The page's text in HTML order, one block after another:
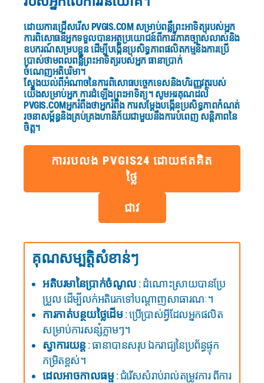
ដោយការជ្រើសរើសPVGIS.COMសម្រាប់ពន្លឺព្រះអាទិត្យរបស់អ្នក
ការពិសោធន៏អ្នកទទួលបានអត្ថប្រយោជន៍ពីការវិភាគច្បាស់លាស់និង
ឧបករណ៍សម្របខ្លួនដើម្បីបង្កើនប្រសិទ្ធភាពផលិតកម្មនិងការប្រើ
ប្រាស់ថាមពលពន្លឺព្រះអាទិត្យរបស់អ្នក ធានាប្រាក់
ចំណេញអតិបរិមា។
ស្វែងយល់ពីអំណាចនៃការពិសោធបច្ចេកទេសនិងហិរញ្ញវត្ថុរបស់
យើងសម្រាប់អ្នក ការដំឡើងព្រះអាទិត្យ។ សូមអរគុណដល់
PVGIS.COMអ្នករំពឹងថាអ្នករំពឹង ការសម្តែងបង្កើនប្រសិទ្ធភាពកំណត់
រចនាសម្ព័ន្ធនិងគ្រប់គ្រងហានិភ័យជាមួយនឹងការបំពេញ សន្តិភាពនៃ
ចិត្ត។
ការរបលង PVGIS24 ដោយឥតគិត
ថ្លៃ
ជាវ
គុណសម្បត្តិសំខាន់ៗ
អតិបរមានៃប្រាក់ចំណូល : ដំណោះស្រាយបានប្រែ
ប្រួល ដើម្បីលក់អតិរេកទៅបណ្តាញសាធារណៈ។
ការកាត់បន្ថយថ្លៃដើម: ប្រើប្រាស់អ្វីដែលអ្នកផលិត
សម្រាប់ការសន្សំភ្លាមៗ។
ស្វាការយន្ត: ធានាបានសរុប ឯករាជ្យនៃប្រព័ន្ធផ្ទុក
កម្រិតខ្ពស់។
ដេលអាចកាលធម្ផ: ជំរើសសំរាប់រាល់តម្រូវការ ពីការ